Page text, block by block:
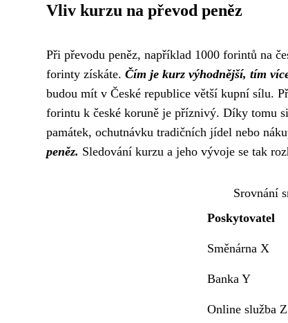
Vliv kurzu na převod peněz
Při převodu peněz, například 1000 forintů na
forinty získáte. Čím je kurz výhodnější, tím
budou mít v České republice větší kupní sílu.
forintu k české koruně je příznivý. Díky tomu
památek, ochutnávku tradičních jídel nebo
peněz. Sledování kurzu a jeho vývoje se tak
Srovnání
Poskytovatel
Směnárna X
Banka Y
Online služba Z